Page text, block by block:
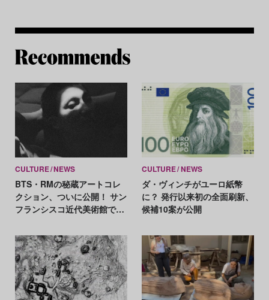
CULTURE NEWS
BTS・RMの秘蔵アートコレ
クション、ついに公開！ サン
フランシスコ近代美術館での
CULTURE NEWS
ダ・ヴィンチがユーロ紙幣
に？ 発行以来初の全面刷新、
候補10案が公開